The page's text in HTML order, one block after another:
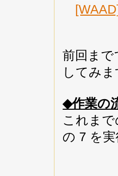
前回まで
してみ
◆作業の
これま
の 7 を